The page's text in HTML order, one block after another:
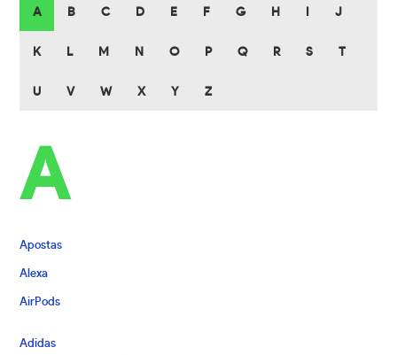
A B C D E F G H J
K L M N O P Q R S T
U V W X Y Z
A
Apostas
Alexa
AirPods
Adidas